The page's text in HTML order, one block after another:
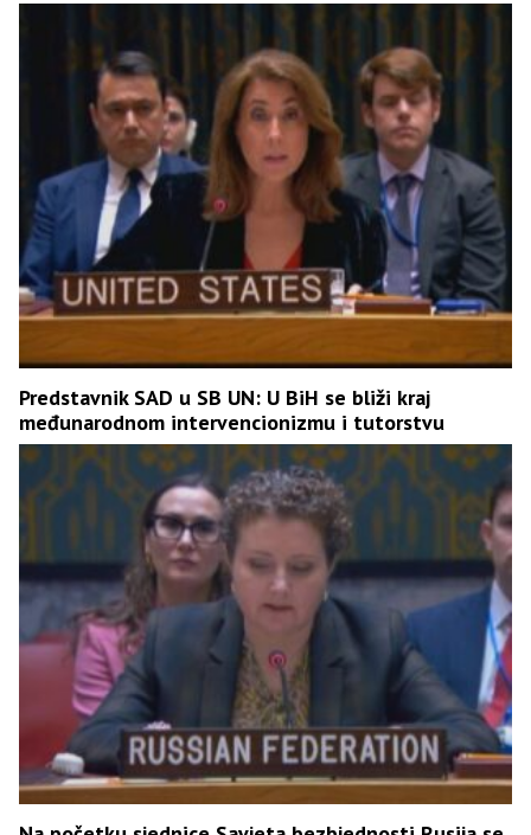
Predstavnik SAD u SB UN: U BiH se bliži kraj
međunarodnom intervencionizmu i tutorstvu